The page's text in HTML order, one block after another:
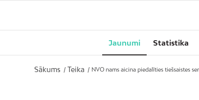
Jaunumi Statistika
Sākums / Teika / NVO nams aicina piedalīties tiešsaistes